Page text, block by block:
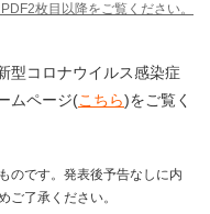
はPDF2枚目以降をご覧ください。
型コロナウイルス感染症
ムページ(こちら)をご覧く
のです。発表後予告なしに内
ご了承ください。